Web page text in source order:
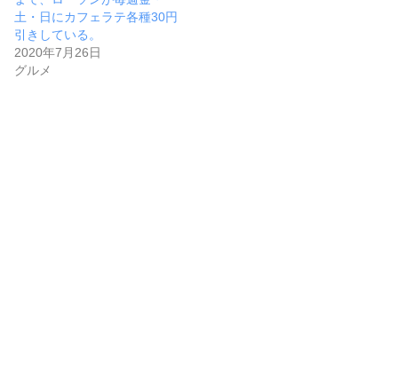
土・日にカフェラテ各種30円
引きしている。
2020年7月26日
グルメ